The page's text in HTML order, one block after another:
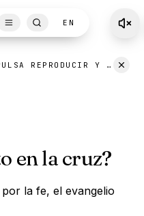
EN
en la cruz?
la fe, el evangelio